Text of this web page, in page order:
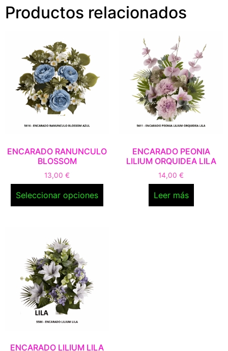
Productos relacionados
ENCARADO RANUNCULO
BLOSSOM
13,00 €
Seleccionar opciones
ENCARADO PEONIA
LILIUM ORQUIDEA LILA
14,00 €
Leer más
ENCARADO LILIUM LILA